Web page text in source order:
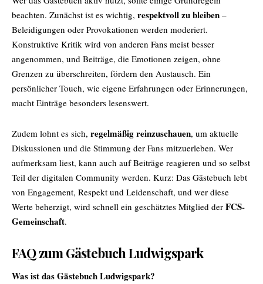
beachten. Zunächst ist es wichtig, respektvoll zu bleiben –
Beleidigungen oder Provokationen werden moderiert.
Konstruktive Kritik wird von anderen Fans meist besser
angenommen, und Beiträge, die Emotionen zeigen, ohne
Grenzen zu überschreiten, fördern den Austausch. Ein
persönlicher Touch, wie eigene Erfahrungen oder Erinnerungen,
macht Einträge besonders lesenswert.
Zudem lohnt es sich, regelmäßig reinzuschauen, um aktuelle
Diskussionen und die Stimmung der Fans mitzuerleben. Wer
aufmerksam liest, kann auch auf Beiträge reagieren und so selbst
Teil der digitalen Community werden. Kurz: Das Gästebuch lebt
von Engagement, Respekt und Leidenschaft, und wer diese
Werte beherzigt, wird schnell ein geschätztes Mitglied der FCS-
Gemeinschaft.
FAQ zum Gästebuch Ludwigspark
Was ist das Gästebuch Ludwigspark?